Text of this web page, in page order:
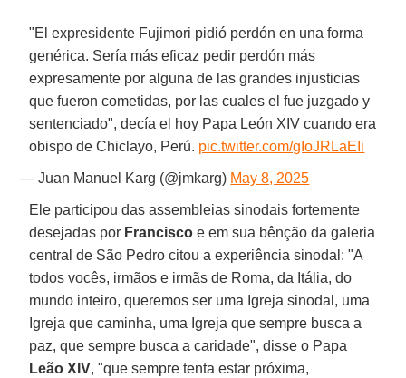
"El expresidente Fujimori pidió perdón en una forma
genérica. Sería más eficaz pedir perdón más
expresamente por alguna de las grandes injusticias
que fueron cometidas, por las cuales el fue juzgado y
sentenciado", decía el hoy Papa León XIV cuando era
obispo de Chiclayo, Perú. pic.twitter.com/gIoJRLaEIi
— Juan Manuel Karg (@jmkarg) May 8, 2025
Ele participou das assembleias sinodais fortemente
desejadas por Francisco e em sua bênção da galeria
central de São Pedro citou a experiência sinodal: "A
todos vocês, irmãos e irmãs de Roma, da Itália, do
mundo inteiro, queremos ser uma Igreja sinodal, uma
Igreja que caminha, uma Igreja que sempre busca a
paz, que sempre busca a caridade", disse o Papa
Leão XIV, "que sempre tenta estar próxima,